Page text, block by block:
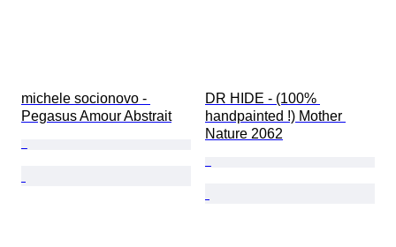
michele socionovo -
Pegasus Amour Abstrait
DR HIDE - (100%
handpainted !) Mother
Nature 2062